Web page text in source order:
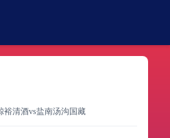
裕清酒vs盐南汤沟国藏